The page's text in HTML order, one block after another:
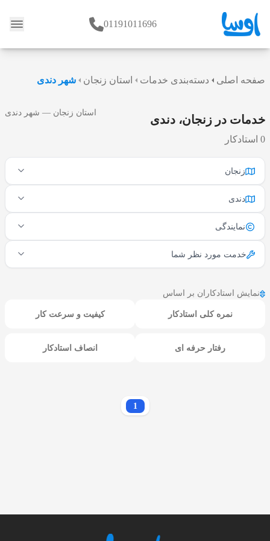
وبلاگ 01191011696
صفحه اصلی دسته‌بندی خدمات استان زنجان شهر دندی
خدمات در زنجان، دندی
0 استادکار
استان زنجان — شهر دندی
زنجان
دندی
نمایندگی
خدمت مورد نظر شما
نمایش استادکاران بر اساس
نمره کلی استادکار کیفیت و سرعت کار
رفتار حرفه ای انصاف استادکار
1